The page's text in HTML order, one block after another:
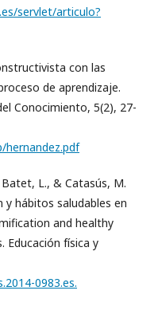
servlet/articulo?
con las
de aprendizaje.
Conocimiento, 5(2), 27-
L., & Catasús, M.
y hábitos saludables en
and healthy
Educación física y
0983.es.